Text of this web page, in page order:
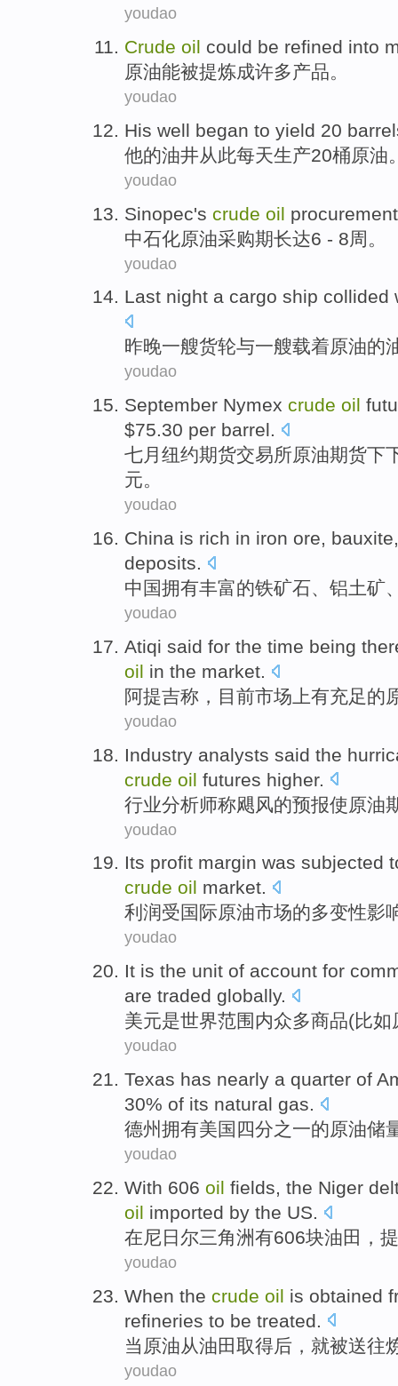
youdao
Crude oil could be refined into
原油能被提炼成许多产品。
youdao
His well began to yield 20
他的油井从此每天生产20桶原油
youdao
Sinopec's crude oil procurement
中石化原油采购期长达6 - 8周 。
youdao
Last night a cargo ship collided
昨晚一艘货轮与一艘载着原油的
youdao
September Nymex crude oil
$75.30 per barrel.
七月 纽约期货交易所原油期货下
元。
youdao
China is rich in iron ore, bauxite
deposits.
中国拥有丰富的铁矿石、 铝土矿
youdao
Atiqi said for the time being
oil in the market.
阿提吉称，目前市场 上有充足的
youdao
Industry analysts said the
crude oil futures higher.
行业分析师称飓风的预报使原油
youdao
Its profit margin was subjected
crude oil market.
利润受国际原油市场的多变性影
youdao
It is the unit of account for
are traded globally.
美元是世界范围内众多商品(比如
youdao
Texas has nearly a quarter of
30% of its natural gas.
德州拥有美国 四分之一的原油储
youdao
With 606 oil fields, the Niger
oil imported by the US.
在尼日尔三角洲有606块油田 ，
youdao
When the crude oil is obtained
refineries to be treated
当 原油从油田取得后 ， 就被送往
youdao